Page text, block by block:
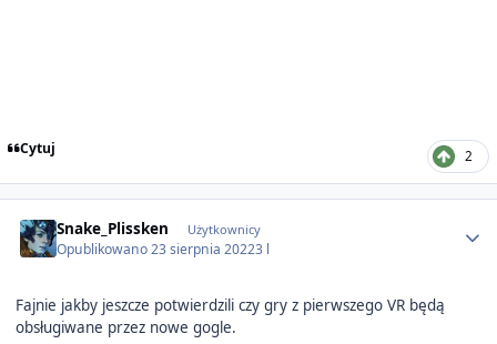
Cytuj 2
Snake_Plissken Użytkownicy
Opublikowano23 sierpnia 20223 l
Fajnie jakby jeszcze potwierdzili czy gry z pierwszego VR będą
obsługiwane przez nowe gogle.